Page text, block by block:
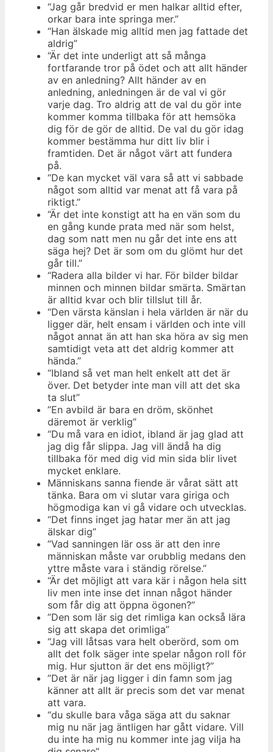
“Jag går bredvid er men halkar alltid efter,
orkar bara inte springa mer.”
“Han älskade mig alltid men jag fattade det
aldrig”
“Är det inte underligt att så många
fortfarande tror på ödet och att allt händer
av en anledning? Allt händer av en
anledning, anledningen är de val vi gör
varje dag. Tro aldrig att de val du gör inte
kommer komma tillbaka för att hemsöka
dig för de gör de alltid. De val du gör idag
kommer bestämma hur ditt liv blir i
framtiden. Det är något värt att fundera
på.
“De kan mycket väl vara så att vi sabbade
något som alltid var menat att få vara på
riktigt.”
“Är det inte konstigt att ha en vän som du
en gång kunde prata med när som helst,
dag som natt men nu går det inte ens att
säga hej? Det är som om du glömt hur det
går till.”
“Radera alla bilder vi har. För bilder bildar
minnen och minnen bildar smärta. Smärtan
är alltid kvar och blir tillslut till år.
“Den värsta känslan i hela världen är när du
ligger där, helt ensam i världen och inte vill
något annat än att han ska höra av sig men
samtidigt veta att det aldrig kommer att
hända.”
“Ibland så vet man helt enkelt att det är
över. Det betyder inte man vill att det ska
ta slut”
”En avbild är bara en dröm, skönhet
däremot är verklig”
“Du må vara en idiot, ibland är jag glad att
jag dig får slippa. Jag vill ändå ha dig
tillbaka för med dig vid min sida blir livet
mycket enklare.
Människans sanna fiende är vårat sätt att
tänka. Bara om vi slutar vara giriga och
högmodiga kan vi gå vidare och utvecklas.
“Det finns inget jag hatar mer än att jag
älskar dig”
”Vad sanningen lär oss är att den inre
människan måste var orubblig medans den
yttre måste vara i ständig rörelse.”
“Är det möjligt att vara kär i någon hela sitt
liv men inte inse det innan något händer
som får dig att öppna ögonen?”
”Den som lär sig det rimliga kan också lära
sig att skapa det orimliga”
“Jag vill låtsas vara helt oberörd, som om
allt det folk säger inte spelar någon roll för
mig. Hur sjutton är det ens möjligt?”
”Det är när jag ligger i din famn som jag
känner att allt är precis som det var menat
att vara.
“du skulle bara våga säga att du saknar
mig nu när jag äntligen har gått vidare. Vill
du inte ha mig nu kommer inte jag vilja ha